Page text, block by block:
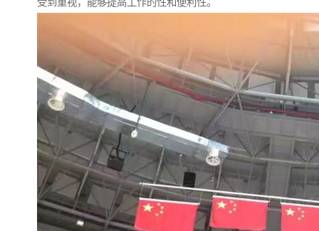
受到重视，能够提高工作的性和便利性。